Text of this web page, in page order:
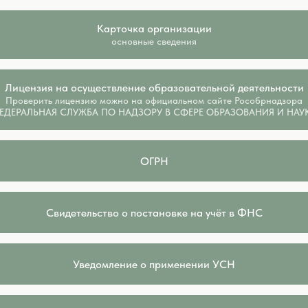
Карточка организации
основные сведения
Лицензия на осуществление образовательной деятельности
Проверить лицензию можно на официальном сайте Рособрнадзора
СЛУЖБА ПО НАДЗОРУ В СФЕРЕ ОБРАЗОВАНИЯ И
ОГРН
Свидетельство о постановке на учёт в ФНС
Уведомление о применении УСН